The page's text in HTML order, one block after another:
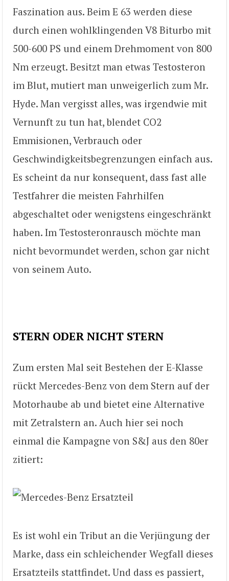
Faszination aus. Beim E 63 werden diese
durch einen wohlklingenden V8 Biturbo mit
500-600 PS und einem Drehmoment von 800
Nm erzeugt. Besitzt man etwas Testosteron
im Blut, mutiert man unweigerlich zum Mr.
Hyde. Man vergisst alles, was irgendwie mit
Vernunft zu tun hat, blendet CO2
Emmisionen, Verbrauch oder
Geschwindigkeitsbegrenzungen einfach aus.
Es scheint da nur konsequent, dass fast alle
Testfahrer die meisten Fahrhilfen
abgeschaltet oder wenigstens eingeschränkt
haben. Im Testosteronrausch möchte man
nicht bevormundet werden, schon gar nicht
von seinem Auto.
STERN ODER NICHT STERN
Zum ersten Mal seit Bestehen der E-Klasse
rückt Mercedes-Benz von dem Stern auf der
Motorhaube ab und bietet eine Alternative
mit Zetralstern an. Auch hier sei noch
einmal die Kampagne von S&J aus den 80er
zitiert:
Es ist wohl ein Tribut an die Verjüngung der
Marke, dass ein schleichender Wegfall dieses
Ersatzteils stattfindet. Und dass es passiert,